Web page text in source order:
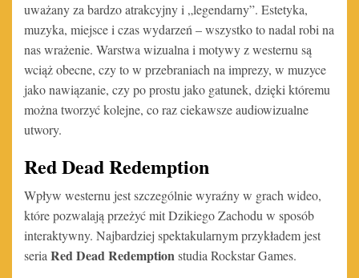
uważany za bardzo atrakcyjny i „legendarny”. Estetyka,
muzyka, miejsce i czas wydarzeń – wszystko to nadal robi na
nas wrażenie. Warstwa wizualna i motywy z westernu są
wciąż obecne, czy to w przebraniach na imprezy, w muzyce
jako nawiązanie, czy po prostu jako gatunek, dzięki któremu
można tworzyć kolejne, co raz ciekawsze audiowizualne
utwory.
Red Dead Redemption
Wpływ westernu jest szczególnie wyraźny w grach wideo,
które pozwalają przeżyć mit Dzikiego Zachodu w sposób
interaktywny. Najbardziej spektakularnym przykładem jest
seriaRed Dead Redemptionstudia Rockstar Games.